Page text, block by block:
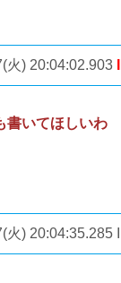
火) 20:04:02.903
書いてほしいわ
火) 20:04:35.285